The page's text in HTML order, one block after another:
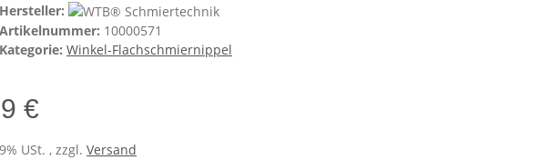
Hersteller:
Artikelnummer: 10000571
Kategorie: Winkel-Flachschmiernippel
€
USt. , zzgl. Versand